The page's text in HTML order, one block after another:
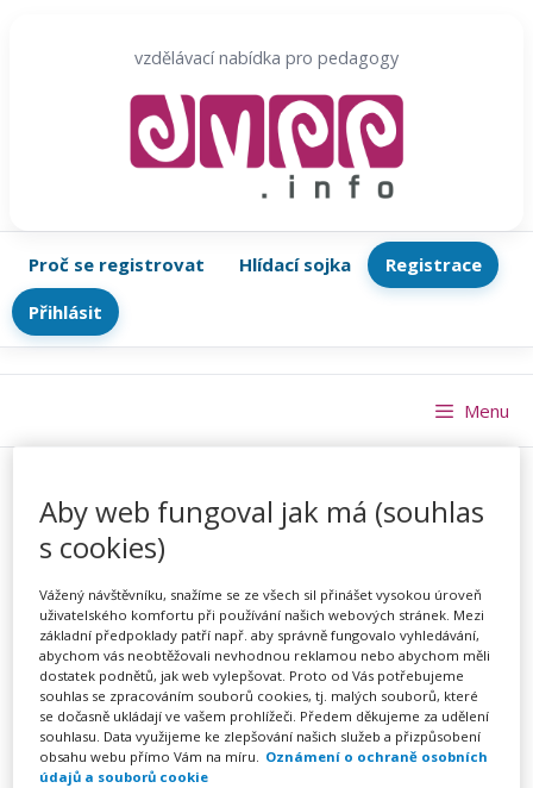
vzdělávací nabídka pro pedagogy
Proč se registrovat Hlídací sojka
Registrace
Přihlásit
Efektivní komunikace s
rodiči asertivní kooperativní
metodou win-win
PořádáZřetel, s.r.o.
Menu
Aby web fungoval jak má (souhlas
s cookies)
Vážený návštěvníku, snažíme se ze všech sil přinášet vysokou úroveň
uživatelského komfortu při používání našich webových stránek. Mezi
základní předpoklady patří např. aby správně fungovalo vyhledávání,
abychom vás neobtěžovali nevhodnou reklamou nebo abychom měli
dostatek podnětů, jak web vylepšovat. Proto od Vás potřebujeme
souhlas se zpracováním souborů cookies, tj. malých souborů, které
se dočasně ukládají ve vašem prohlížeči. Předem děkujeme za udělení
souhlasu. Data využijeme ke zlepšování našich služeb a přizpůsobení
obsahu webu přímo Vám na míru. Oznámení o ochraně osobních
údajů a souborů cookie